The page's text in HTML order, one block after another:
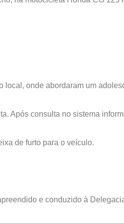
local, onde abordaram um
Após consulta no sistema
de furto para o veículo.
e conduzido à